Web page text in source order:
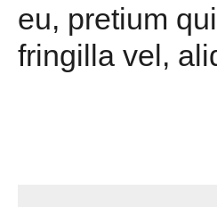
eu, pretium
fringilla vel,